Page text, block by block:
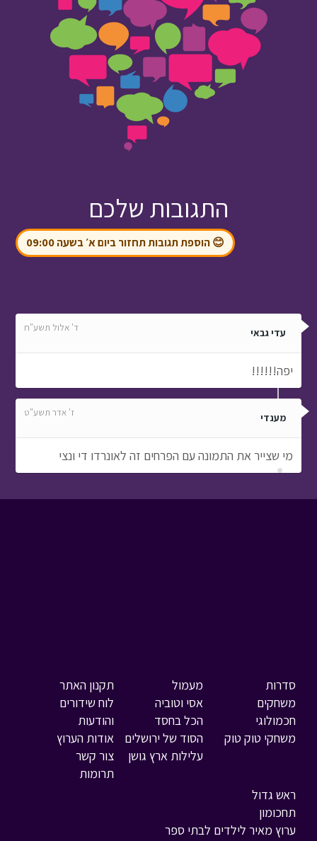
התגובות שלכם
😊 הוספת תגובות תחזור ביום א׳ בשעה 09:00
עדי גבאי ד' אלול תשע"ח
יפה!!!!!!
מענדי ז' אדר תשע"ט
מי שצייר את התמונה עם הפרחים זה לאונרדו די ונצי
סדרות
משחקים
חכמולוגי
משחקי טוק טוק
מעמול
אסי וטוביה
הכל בחסד
הסוד של ירושלים
עלילות ארץ גושן
ראש גדול
תחכומון
ערוץ מאיר לילדים לבתי ספר
תקנון האתר
לוח שידורים
והודעות
אודות הערוץ
צור קשר
תרומות